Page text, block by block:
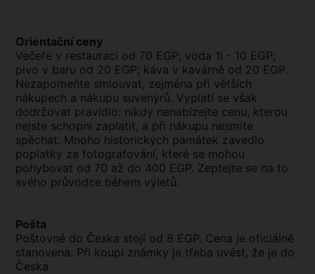
Orientační ceny
Večeře v restauraci od 70 EGP; voda 1l - 10 EGP;
pivo v baru od 20 EGP; káva v kavárně od 20 EGP.
Nezapomeňte smlouvat, zejména při větších
nákupech a nákupu suvenýrů. Vyplatí se však
dodržovat pravidlo: nikdy nenabízejte cenu, kterou
nejste schopni zaplatit, a při nákupu nesmíte
spěchat. Mnoho historických památek zavedlo
poplatky za fotografování, které se mohou
pohybovat od 70 až do 400 EGP. Zeptejte se na to
svého průvodce během výletů.
Pošta
Poštovné do Česka stojí od 8 EGP. Cena je oficiálně
stanovena. Při koupi známky je třeba uvést, že je do
Česka.